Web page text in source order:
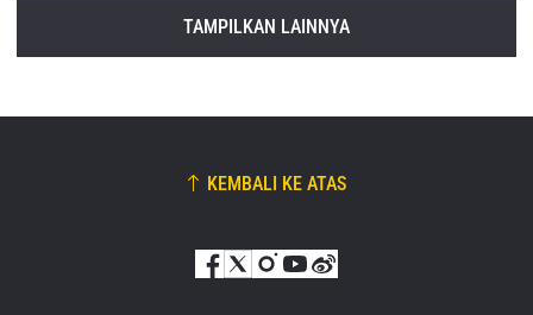
TAMPILKAN LAINNYA
KEMBALI KE ATAS